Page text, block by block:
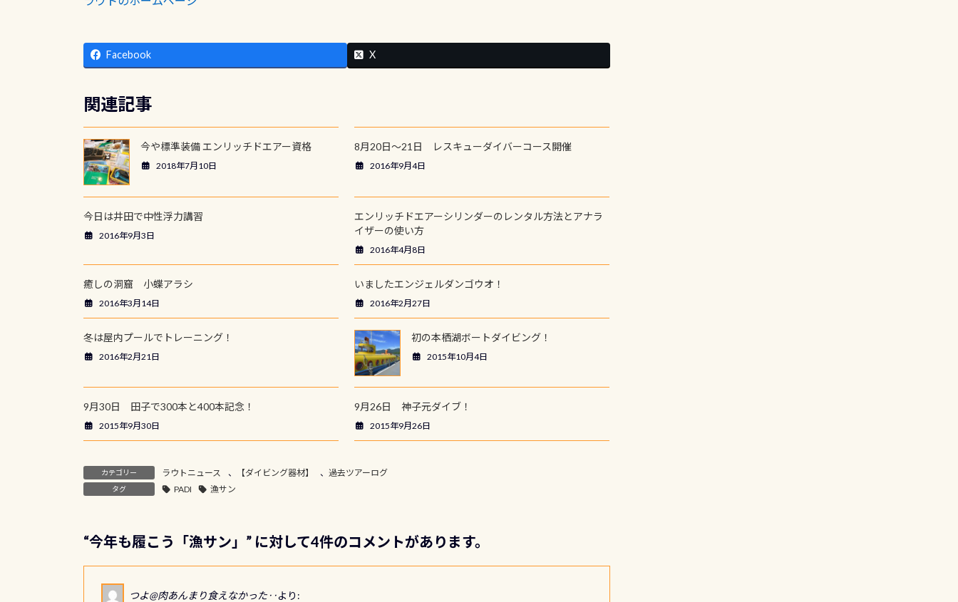
Facebook X
関連記事
今や標準装備 エンリッチドエアー資格
2018年7月10日
8月20日～21日 レスキューダイバーコース開催
2016年9月4日
今日は井田で中性浮力講習
2016年9月3日
エンリッチドエアーシリンダーのレンタル方法とアナラ
イザーの使い方
2016年4月8日
癒しの洞窟 小蝶アラシ
2016年3月14日
いましたエンジェルダンゴウオ！
2016年2月27日
冬は屋内プールでトレーニング！
2016年2月21日
初の本栖湖ボートダイビング！
2015年10月4日
9月30日 田子で300本と400本記念！
2015年9月30日
9月26日 神子元ダイブ！
2015年9月26日
カテゴリー ラウトニュース 、 【ダイビング器材】 、過去ツアーログ
タグ PADI 漁サン
“今年も履こう「漁サン」 ” に対して4件のコメントがあります。
つよ@肉あんまり食えなかった‥より: